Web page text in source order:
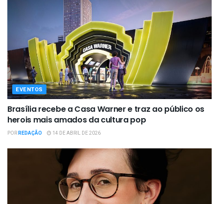
EVENTOS
Brasília recebe a Casa Warner e traz ao público os
herois mais amados da cultura pop
PORREDAÇÃO 14 DE ABRIL DE 2026